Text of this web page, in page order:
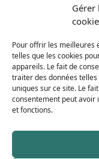
Gérer
Pour offrir les meilleures
telles que les cookies
appareils. Le fait de
traiter des données
uniques sur ce site. Le
consentement peut avoir
et fonctions.
Mardi/ 9:00–12:3O,
Mercredi /
Jeudi/ 9:00–12:30,
Vendredi/
Samedi/ 9:00–12:00